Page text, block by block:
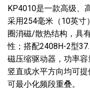
KP4010是一款高级、
采用254毫米（10英寸
圈消磁/散热结构，具
性；搭配2408H-2型
磁压缩驱动器，功率
竖直或水平方向均可
可最小化频段重叠。